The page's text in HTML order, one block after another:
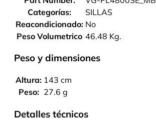
Categorías:
SILLAS
Reacondicionado: No
Peso Volumetrico 46.48 Kg.
Peso y dimensiones
Altura: 143 cm
Peso: 27.6 g
Detalles técnicos